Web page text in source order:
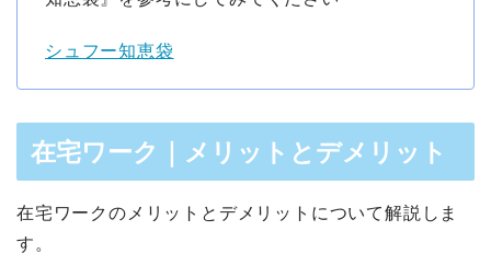
シュフー知恵袋
在宅ワーク｜メリットとデメリット
在宅ワークのメリットとデメリットについて解説しま
す。